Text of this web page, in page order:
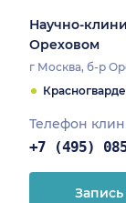
Научно-
Ореховом
г Москва, б-р
Телефон